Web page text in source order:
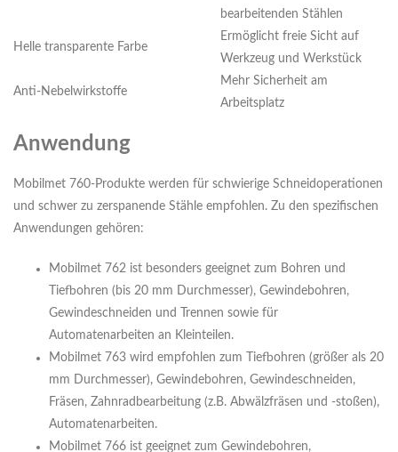
bearbeitenden Stählen
Helle transparente Farbe
Ermöglicht freie Sicht auf
Werkzeug und Werkstück
Anti-Nebelwirkstoffe
Mehr Sicherheit am
Arbeitsplatz
Anwendung
Mobilmet 760-Produkte werden für schwierige Schneidoperationen
und schwer zu zerspanende Stähle empfohlen. Zu den spezifischen
Anwendungen gehören:
Mobilmet 762 ist besonders geeignet zum Bohren und
Tiefbohren (bis 20 mm Durchmesser), Gewindebohren,
Gewindeschneiden und Trennen sowie für
Automatenarbeiten an Kleinteilen.
Mobilmet 763 wird empfohlen zum Tiefbohren (größer als 20
mm Durchmesser), Gewindebohren, Gewindeschneiden,
Fräsen, Zahnradbearbeitung (z.B. Abwälzfräsen und -stoßen),
Automatenarbeiten.
Mobilmet 766 ist geeignet zum Gewindebohren,